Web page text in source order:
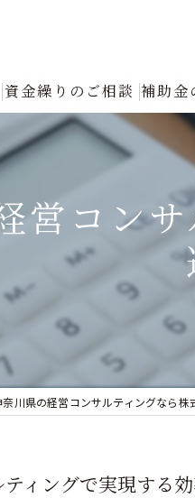
資金繰りのご相談
創業融資コンサルタントの選
融資について
銀行への返済リスケジュー
認定支援機関による「税制優
補助金
営コン
川県の経営コンサルティングなら株
ィングで実現する